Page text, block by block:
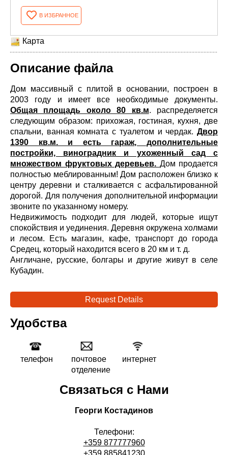
В ИЗБРАННОЕ
Карта
Описание файла
Дом массивный с плитой в основании, построен в
2003 году и имеет все необходимые документы.
Общая площадь около 80 кв.м. распределяется
следующим образом: прихожая, гостиная, кухня, две
спальни, ванная комната с туалетом и чердак. Двор
1390 кв.м. и есть гараж, дополнительные
постройки, виноградник и ухоженный сад с
множеством фруктовых деревьев. Дом продается
полностью меблированным! Дом расположен близко к
центру деревни и сталкивается с асфальтированной
дорогой. Для получения дополнительной информации
звоните по указанному номеру.
Недвижимость подходит для людей, которые ищут
спокойствия и уединения. Деревня окружена холмами
и лесом. Есть магазин, кафе, транспорт до города
Средец, который находится всего в 20 км и т. д.
Англичане, русские, болгары и другие живут в селе
Кубадин.
Request Details
Удобства
телефон
почтовое
отделение
интернет
Связаться с Нами
Георги Костадинов
Телефони:
+359 877777960
+359 885841230